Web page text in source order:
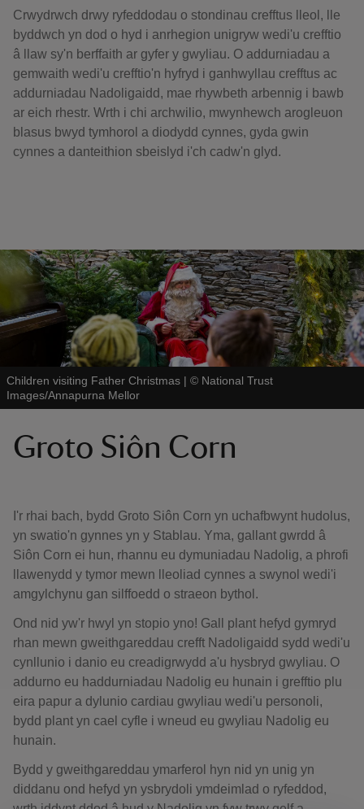
Crwydrwch drwy ryfeddodau o stondinau crefftus lleol, lle
byddwch yn dod o hyd i anrhegion unigryw wedi'u crefftio
â llaw sy'n berffaith ar gyfer y gwyliau. O addurniadau a
gemwaith wedi'u crefftio'n hyfryd i ganhwyllau crefftus ac
addurniadau Nadoligaidd, mae rhywbeth arbennig i bawb
ar eich rhestr. Wrth i chi archwilio, mwynhewch arogleuon
blasus bwyd tymhorol a diodydd cynnes, gyda gwin
cynnes a danteithion sbeislyd i'ch cadw'n glyd.
Children visiting Father Christmas | © National Trust
Images/Annapurna Mellor
Groto Siôn Corn
I'r rhai bach, bydd Groto Siôn Corn yn uchafbwynt hudolus,
yn swatio'n gynnes yn y Stablau. Yma, gallant gwrdd â
Siôn Corn ei hun, rhannu eu dymuniadau Nadolig, a phrofi
llawenydd y tymor mewn lleoliad cynnes a swynol wedi'i
amgylchynu gan silffoedd o straeon bythol.
Ond nid yw'r hwyl yn stopio yno! Gall plant hefyd gymryd
rhan mewn gweithgareddau crefft Nadoligaidd sydd wedi'u
cynllunio i danio eu creadigrwydd a'u hysbryd gwyliau. O
addurno eu haddurniadau Nadolig eu hunain i grefftio plu
eira papur a dylunio cardiau gwyliau wedi'u personoli,
bydd plant yn cael cyfle i wneud eu gwyliau Nadolig eu
hunain.
Bydd y gweithgareddau ymarferol hyn nid yn unig yn
diddanu ond hefyd yn ysbrydoli ymdeimlad o ryfeddod,